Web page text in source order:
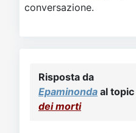
conversazione.
Risposta da
Epaminonda al topic
dei morti